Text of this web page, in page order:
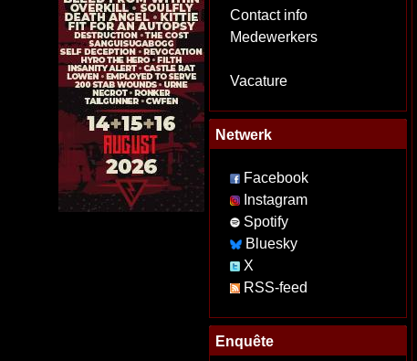
Contact info
Medewerkers
Vacature
Netwerk
Facebook
Instagram
Spotify
Bluesky
X
RSS-feed
Enquête